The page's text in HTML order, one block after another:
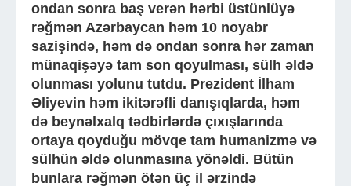
ondan sonra baş verən hərbi üstünlüyə
rəğmən Azərbaycan həm 10 noyabr
sazişində, həm də ondan sonra hər zaman
münaqişəyə tam son qoyulması, sülh əldə
olunması yolunu tutdu. Prezident İlham
Əliyevin həm ikitərəfli danışıqlarda, həm
də beynəlxalq tədbirlərdə çıxışlarında
ortaya qoyduğu mövqe tam humanizmə və
sülhün əldə olunmasına yönəldi. Bütün
bunlara rəğmən ötən üç il ərzində